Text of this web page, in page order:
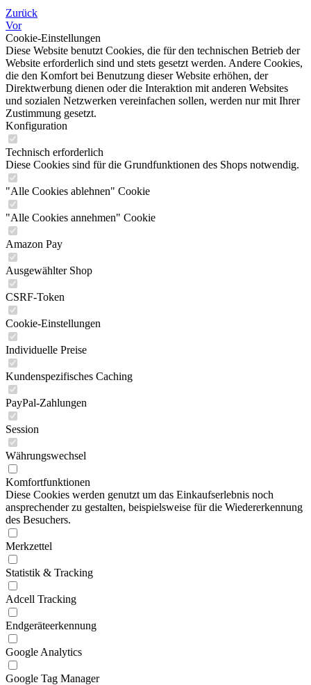
Zurück
Vor
Cookie-Einstellungen
Diese Website benutzt Cookies, die für den technischen Betrieb der
Website erforderlich sind und stets gesetzt werden. Andere Cookies,
die den Komfort bei Benutzung dieser Website erhöhen, der
Direktwerbung dienen oder die Interaktion mit anderen Websites
und sozialen Netzwerken vereinfachen sollen, werden nur mit Ihrer
Zustimmung gesetzt.
Konfiguration
Technisch erforderlich
Diese Cookies sind für die Grundfunktionen des Shops notwendig.
"Alle Cookies ablehnen" Cookie
"Alle Cookies annehmen" Cookie
Amazon Pay
Ausgewählter Shop
CSRF-Token
Cookie-Einstellungen
Individuelle Preise
Kundenspezifisches Caching
PayPal-Zahlungen
Session
Währungswechsel
Komfortfunktionen
Diese Cookies werden genutzt um das Einkaufserlebnis noch
ansprechender zu gestalten, beispielsweise für die Wiedererkennung
des Besuchers.
Merkzettel
Statistik & Tracking
Adcell Tracking
Endgeräteerkennung
Google Analytics
Google Tag Manager